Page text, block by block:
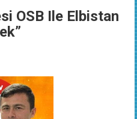
OSB Ile Elbistan